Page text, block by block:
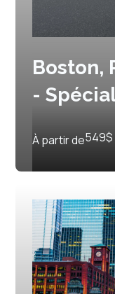
Boston,
-
À partir de549$